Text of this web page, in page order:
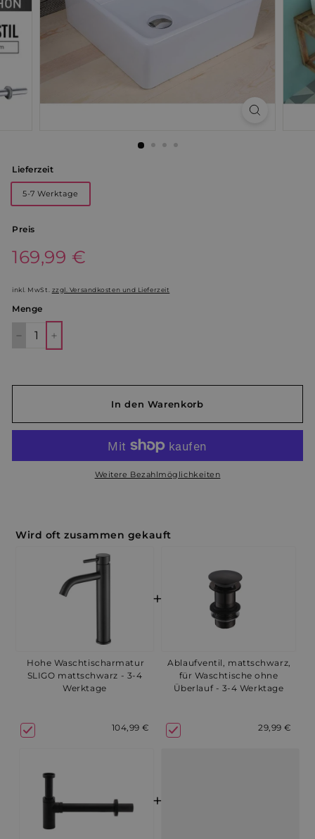
Lieferzeit
5-7 Werktage
Preis
Normaler
Preis
169,99 €
€
inkl. MwSt. zzgl. Versandkosten und Lieferzeit
Menge
In den Warenkorb
Weitere Bezahlmöglichkeiten
Wird oft zusammen gekauft
Hohe Waschtischarmatur
SLIGO mattschwarz - 3-4
Werktage
104,99 €
+
Ablaufventil, mattschwarz,
für Waschtische ohne
Überlauf - 3-4 Werktage
29,99 €
+